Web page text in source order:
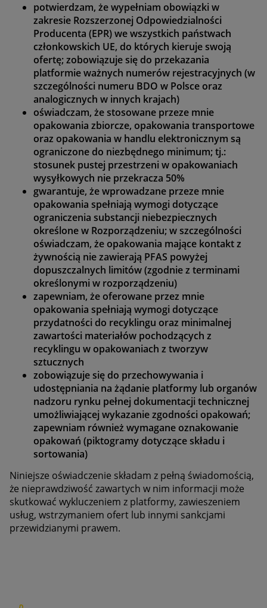
potwierdzam, że wypełniam obowiązki w
zakresie Rozszerzonej Odpowiedzialności
Producenta (EPR) we wszystkich państwach
członkowskich UE, do których kieruje swoją
ofertę; zobowiązuje się do przekazania
platformie ważnych numerów rejestracyjnych (w
szczególności numeru BDO w Polsce oraz
analogicznych w innych krajach)
oświadczam, że stosowane przeze mnie
opakowania zbiorcze, opakowania transportowe
oraz opakowania w handlu elektronicznym są
ograniczone do niezbędnego minimum; tj.:
stosunek pustej przestrzeni w opakowaniach
wysyłkowych nie przekracza 50%
gwarantuje, że wprowadzane przeze mnie
opakowania spełniają wymogi dotyczące
ograniczenia substancji niebezpiecznych
określone w Rozporządzeniu; w szczególności
oświadczam, że opakowania mające kontakt z
żywnością nie zawierają PFAS powyżej
dopuszczalnych limitów (zgodnie z terminami
określonymi w rozporządzeniu)
zapewniam, że oferowane przez mnie
opakowania spełniają wymogi dotyczące
przydatności do recyklingu oraz minimalnej
zawartości materiałów pochodzących z
recyklingu w opakowaniach z tworzyw
sztucznych
zobowiązuje się do przechowywania i
udostępniania na żądanie platformy lub organów
nadzoru rynku pełnej dokumentacji technicznej
umożliwiającej wykazanie zgodności opakowań;
zapewniam również wymagane oznakowanie
opakowań (piktogramy dotyczące składu i
sortowania)
Niniejsze oświadczenie składam z pełną świadomością,
że nieprawdziwość zawartych w nim informacji może
skutkować wykluczeniem z platformy, zawieszeniem
usług, wstrzymaniem ofert lub innymi sankcjami
przewidzianymi prawem.